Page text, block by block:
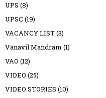
UPS (8)
UPSC (19)
VACANCY LIST(3)
Vanavil Mandram (1)
VAO (12)
VIDEO (25)
VIDEO STORIES (10)